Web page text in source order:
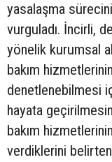
yasalaşma
vurguladı. İncirli,
yönelik kurumsal
bakım
denetlenebilmesi
hayata
bakım
verdiklerini